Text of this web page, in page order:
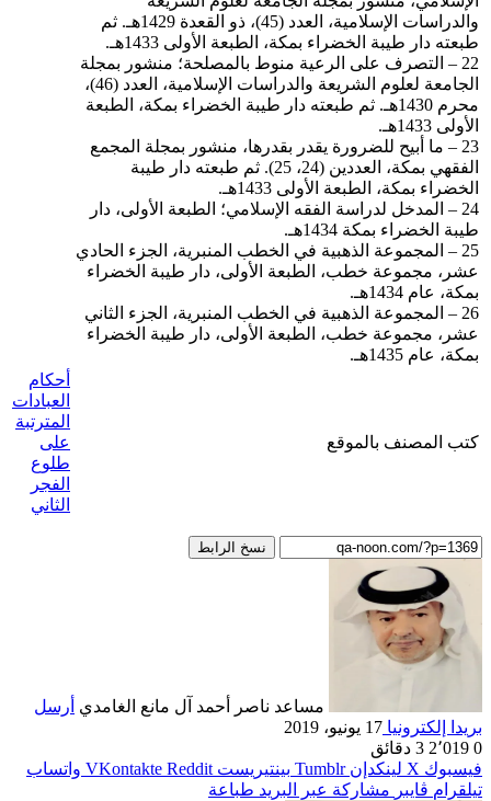
والدراسات الإسلامية، العدد (45)، ذو القعدة 1429هـ. ثم
طبعته دار طيبة الخضراء بمكة، الطبعة الأولى 1433هـ.
22 – التصرف على الرعية منوط بالمصلحة؛ منشور بمجلة
الجامعة لعلوم الشريعة والدراسات الإسلامية، العدد (46)،
محرم 1430هـ. ثم طبعته دار طيبة الخضراء بمكة، الطبعة
الأولى 1433هـ.
23 – ما أبيح للضرورة يقدر بقدرها، منشور بمجلة المجمع
الفقهي بمكة، العددين (24، 25). ثم طبعته دار طيبة
الخضراء بمكة، الطبعة الأولى 1433هـ.
24 – المدخل لدراسة الفقه الإسلامي؛ الطبعة الأولى، دار
طيبة الخضراء بمكة 1434هـ.
25 – المجموعة الذهبية في الخطب المنبرية، الجزء الحادي
عشر، مجموعة خطب، الطبعة الأولى، دار طيبة الخضراء
بمكة، عام 1434هـ.
26 – المجموعة الذهبية في الخطب المنبرية، الجزء الثاني
عشر، مجموعة خطب، الطبعة الأولى، دار طيبة الخضراء
بمكة، عام 1435هـ.
كتب المصنف بالموقع
أحكام
العبادات
المترتبة
على
طلوع
الفجر
الثاني
نسخ الرابط
مساعد ناصر أحمد آل مانع الغامدي أرسل
بريدا إلكترونيا 17 يونيو، 2019
0
3 دقائق
فيسبوك ‫X لينكدإن بينتيريست
واتساب
تيلقرام ڤايبر مشاركة عبر البريد طباعة